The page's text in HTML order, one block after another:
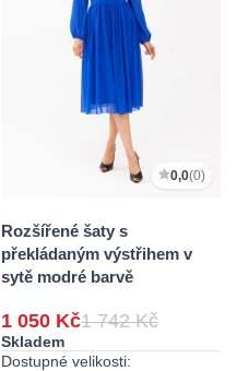
0,0(0)
Rozšířené šaty s
překládaným výstřihem v
sytě modré barvě
1 050 Kč1 742 Kč
Skladem
Dostupné velikosti: